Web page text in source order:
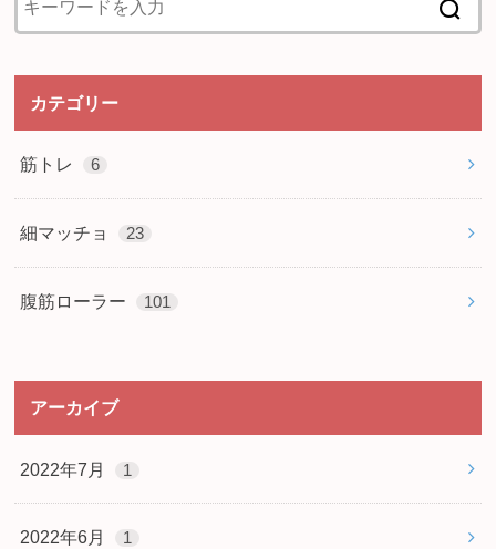
カテゴリー
筋トレ 6
細マッチョ 23
腹筋ローラー 101
アーカイブ
2022年7月 1
2022年6月 1